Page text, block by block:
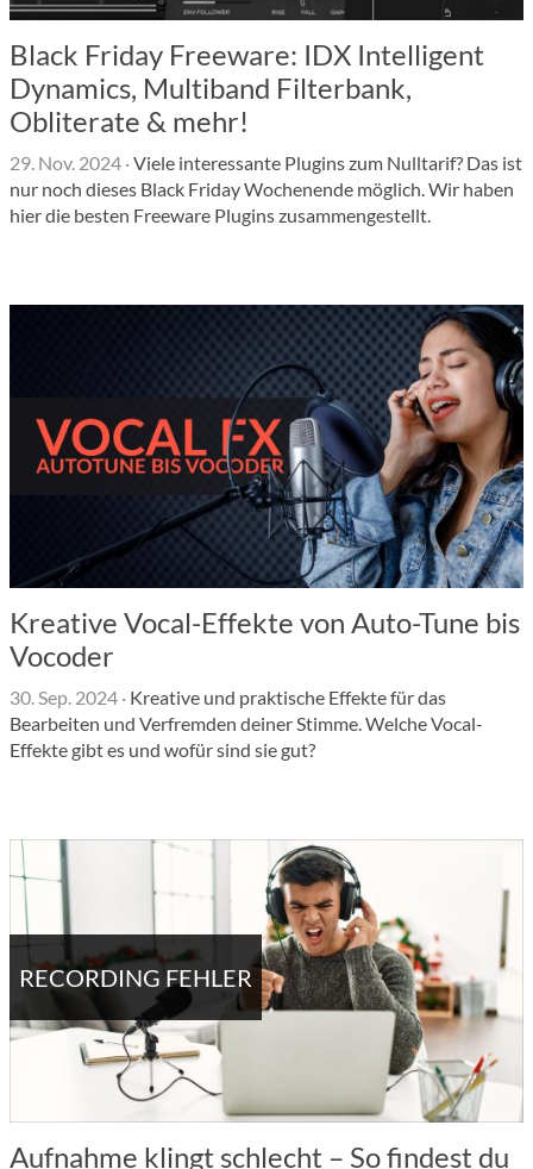
Black Friday Freeware: IDX Intelligent
Dynamics, Multiband Filterbank,
Obliterate & mehr!
29. Nov. 2024 ·Viele interessante Plugins zum Nulltarif? Das ist
nur noch dieses Black Friday Wochenende möglich. Wir haben
hier die besten Freeware Plugins zusammengestellt.
Kreative Vocal-Effekte von Auto-Tune bis
Vocoder
30. Sep. 2024 · Kreative und praktische Effekte für das
Bearbeiten und Verfremden deiner Stimme. Welche Vocal-
Effekte gibt es und wofür sind sie gut?
RECORDING FEHLER
Aufnahme klingt schlecht – So findest du